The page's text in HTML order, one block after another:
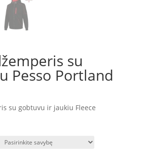
su
Pesso Portland
su gobtuvu ir jaukiu Fleece